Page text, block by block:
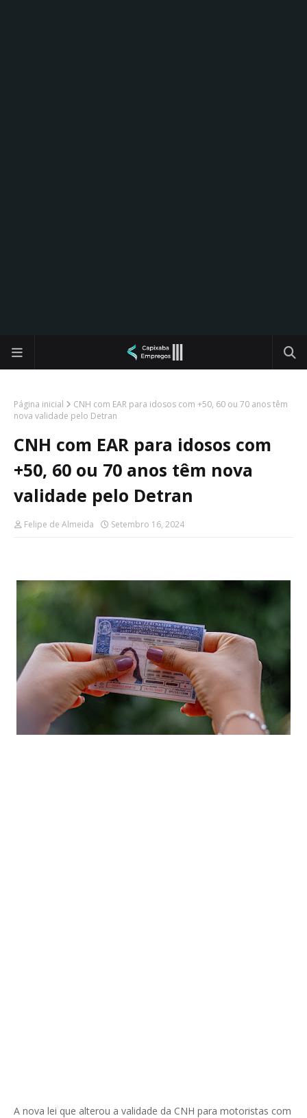
Página inicial
CNH com EAR para idosos com +50, 60 ou 70 anos têm
nova validade pelo Detran
CNH com EAR para idosos com
+50, 60 ou 70 anos têm nova
validade pelo Detran
Felipe de Almeida Setembro 16, 2024
A nova lei que alterou a validade da CNH para motoristas com